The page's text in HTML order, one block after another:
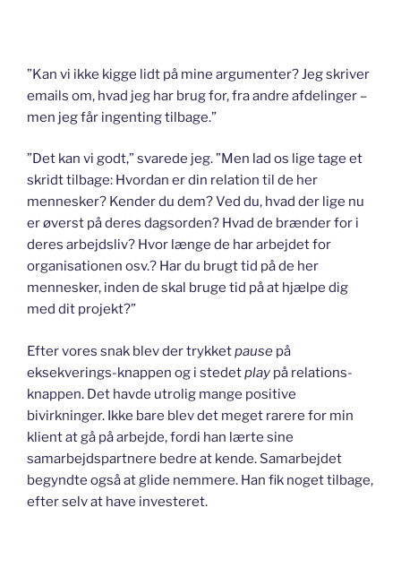
”Kan vi ikke kigge lidt på mine argumenter? Jeg skriver
emails om, hvad jeg har brug for, fra andre afdelinger –
men jeg får ingenting tilbage.”
”Det kan vi godt,” svarede jeg. ”Men lad os lige tage et
skridt tilbage: Hvordan er din relation til de her
mennesker? Kender du dem? Ved du, hvad der lige nu
er øverst på deres dagsorden? Hvad de brænder for i
deres arbejdsliv? Hvor længe de har arbejdet for
organisationen osv.? Har du brugt tid på de her
mennesker, inden de skal bruge tid på at hjælpe dig
med dit projekt?”
Efter vores snak blev der trykketpause på
eksekverings-knappen og i stedetplay på relations-
knappen. Det havde utrolig mange positive
bivirkninger. Ikke bare blev det meget rarere for min
klient at gå på arbejde, fordi han lærte sine
samarbejdspartnere bedre at kende. Samarbejdet
begyndte også at glide nemmere. Han fik noget tilbage,
efter selv at have investeret.